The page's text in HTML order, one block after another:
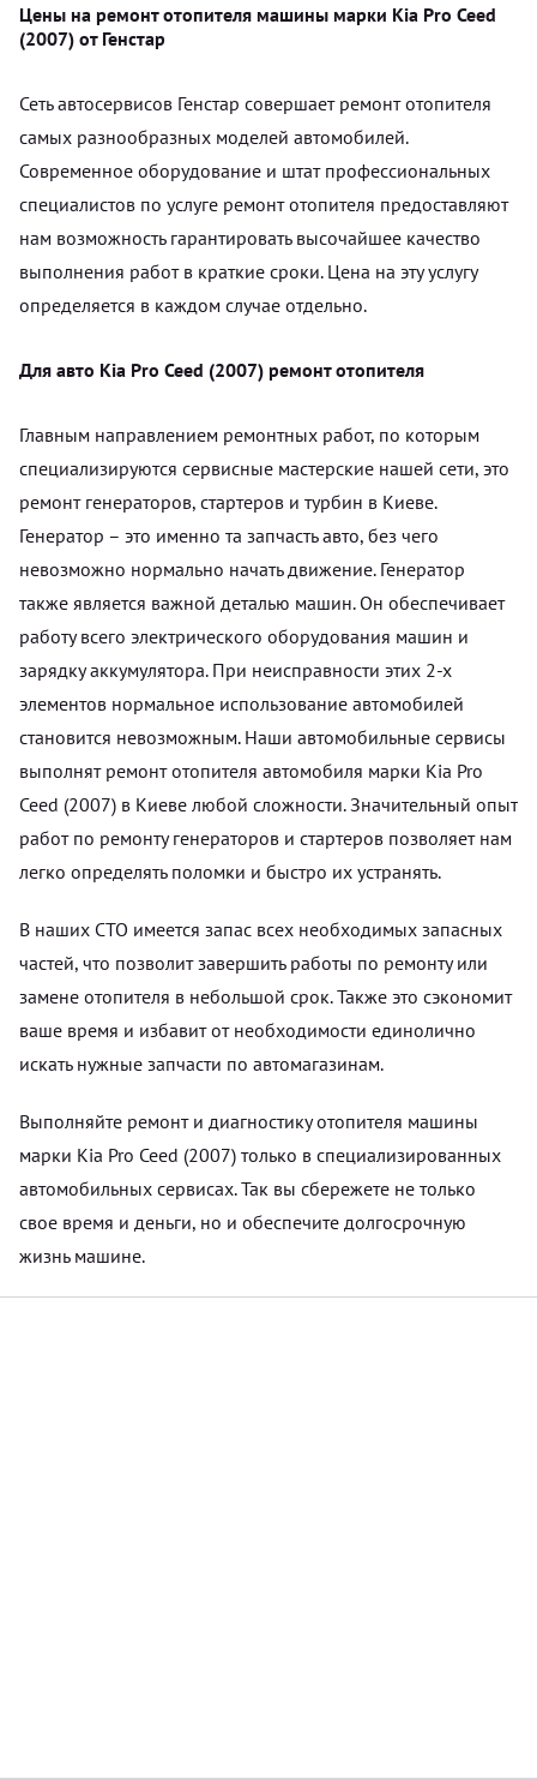
Цены на ремонт отопителя машины марки Kia Pro Ceed
(2007) от Генстар
Сеть автосервисов Генстар совершает ремонт отопителя
самых разнообразных моделей автомобилей.
Современное оборудование и штат профессиональных
специалистов по услуге ремонт отопителя предоставляют
нам возможность гарантировать высочайшее качество
выполнения работ в краткие сроки. Цена на эту услугу
определяется в каждом случае отдельно.
Для авто Kia Pro Ceed (2007) ремонт отопителя
Главным направлением ремонтных работ, по которым
специализируются сервисные мастерские нашей сети, это
ремонт генераторов, стартеров и турбин в Киеве.
Генератор – это именно та запчасть авто, без чего
невозможно нормально начать движение. Генератор
также является важной деталью машин. Он обеспечивает
работу всего электрического оборудования машин и
зарядку аккумулятора. При неисправности этих 2-х
элементов нормальное использование автомобилей
становится невозможным. Наши автомобильные сервисы
выполнят ремонт отопителя автомобиля марки Kia Pro
Ceed (2007) в Киеве любой сложности. Значительный опыт
работ по ремонту генераторов и стартеров позволяет нам
легко определять поломки и быстро их устранять.
В наших СТО имеется запас всех необходимых запасных
частей, что позволит завершить работы по ремонту или
замене отопителя в небольшой срок. Также это сэкономит
ваше время и избавит от необходимости единолично
искать нужные запчасти по автомагазинам.
Выполняйте ремонт и диагностику отопителя машины
марки Kia Pro Ceed (2007) только в специализированных
автомобильных сервисах. Так вы сбережете не только
свое время и деньги, но и обеспечите долгосрочную
жизнь машине.